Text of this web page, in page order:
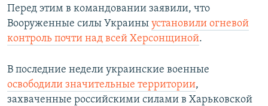
Перед этим в командовании заявили, что
Вооруженные силы Украины установили огневой
контроль почти над всей Херсонщиной.
В последние недели украинские военные
освободили значительные территории,
захваченные российскими силами в Харьковской